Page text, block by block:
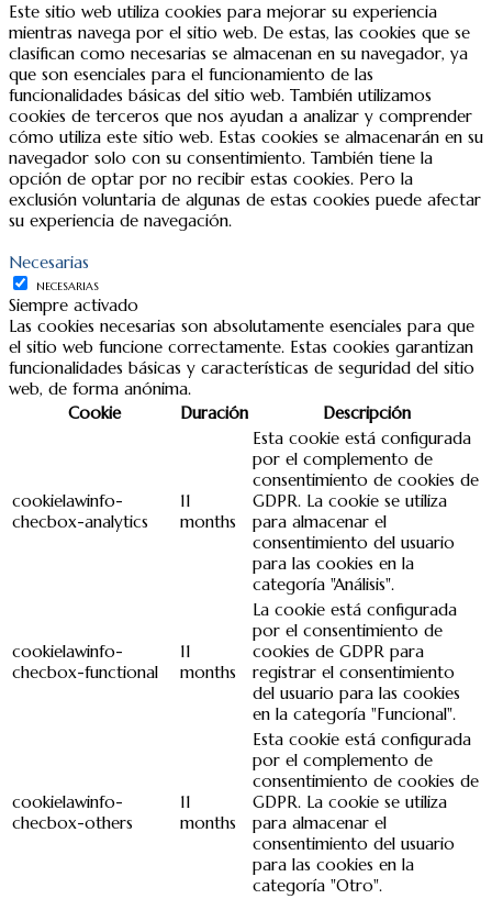
Este sitio web utiliza cookies para mejorar su experiencia
mientras navega por el sitio web. De estas, las cookies que se
clasifican como necesarias se almacenan en su navegador, ya
que son esenciales para el funcionamiento de las
funcionalidades básicas del sitio web. También utilizamos
cookies de terceros que nos ayudan a analizar y comprender
cómo utiliza este sitio web. Estas cookies se almacenarán en su
navegador solo con su consentimiento. También tiene la
opción de optar por no recibir estas cookies. Pero la
exclusión voluntaria de algunas de estas cookies puede afectar
su experiencia de navegación.
Necesarias
NECESARIAS
Siempre activado
Las cookies necesarias son absolutamente esenciales para que
el sitio web funcione correctamente. Estas cookies garantizan
funcionalidades básicas y características de seguridad del sitio
web, de forma anónima.
Cookie
Duración Descripción
cookielawinfo-
checbox-analytics
11
months
Esta cookie está configurada
por el complemento de
consentimiento de cookies de
GDPR. La cookie se utiliza
para almacenar el
consentimiento del usuario
para las cookies en la
categoría "Análisis".
cookielawinfo-
checbox-functional
11
months
La cookie está configurada
por el consentimiento de
cookies de GDPR para
registrar el consentimiento
del usuario para las cookies
en la categoría "Funcional".
cookielawinfo-
checbox-others
11
months
Esta cookie está configurada
por el complemento de
consentimiento de cookies de
GDPR. La cookie se utiliza
para almacenar el
consentimiento del usuario
para las cookies en la
categoría "Otro".